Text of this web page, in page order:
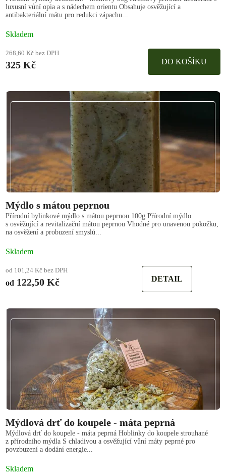
luxusní vůní opia a s nádechem orientu Obsahuje osvěžující a
antibakteriální mátu pro redukci zápachu...
Skladem
268,60 Kč bez DPH
325 Kč DO KOŠÍKU
Mýdlo s mátou peprnou
Přírodní bylinkové mýdlo s mátou peprnou 100g Přírodní mýdlo
s osvěžující a revitalizační mátou peprnou Vhodné pro unavenou pokožku,
na osvěžení a probuzení smyslů...
Skladem
od 101,24 Kč bez DPH
od 122,50 Kč DETAIL
Mýdlová drť do koupele - máta peprná
Mýdlová drť do koupele - máta peprná Hoblinky do koupele strouhané
z přírodního mýdla S chladivou a osvěžující vůní máty peprné pro
povzbuzení a dodání energie...
Skladem